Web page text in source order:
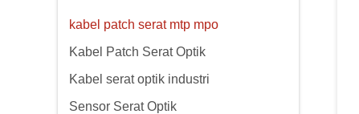
kabel patch serat mtp mpo
Kabel Patch Serat Optik
Kabel serat optik industri
Sensor Serat Optik